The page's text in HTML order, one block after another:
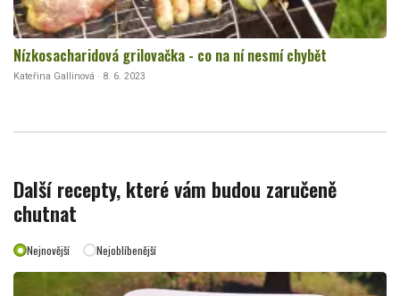
Nízkosacharidová grilovačka - co na ní nesmí chybět
Kateřina Gallinová · 8. 6. 2023
Další recepty, které vám budou zaručeně
chutnat
Nejnovější Nejoblíbenější